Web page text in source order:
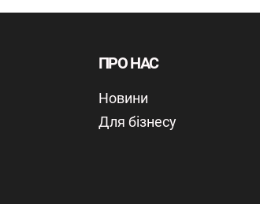
ПРО НАС
Новини
Для бізнесу